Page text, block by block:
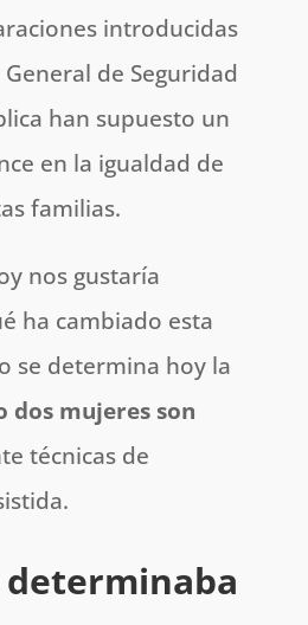
introducidas
de Seguridad
han supuesto un
en la igualdad de
familias.
nos gustaría
ha cambiado esta
se determina hoy la
dos mujeres son
técnicas de
determinaba